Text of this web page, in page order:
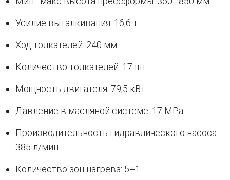
Усилие выталкивания: 16,6 т
Ход толкателей: 240 мм
Количество толкателей: 17 шт
Мощность двигателя: 79,5 кВт
Давление в масляной системе: 17 MPa
Производительность гидравлического насоса:
385 л/мин
Количество зон нагрева: 5+1